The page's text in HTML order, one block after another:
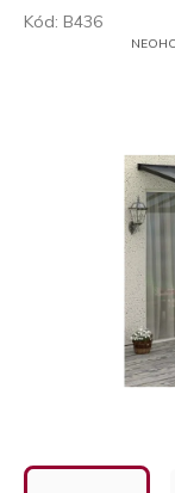
Kód: B436
PRIEMERNÉ
HVIEZDIČIEK.